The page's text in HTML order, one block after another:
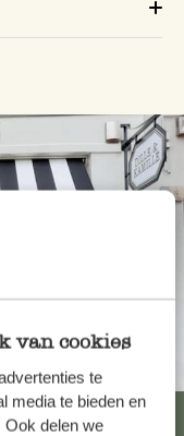
van cookies
te
media te bieden en
delen we